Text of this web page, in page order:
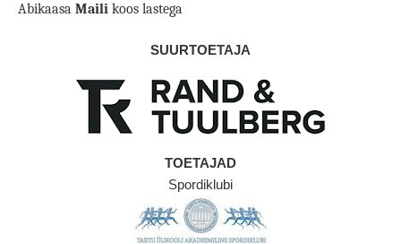
Abikaasa Maili koos lastega
SUURTOETAJA
TOETAJAD
Spordiklubi